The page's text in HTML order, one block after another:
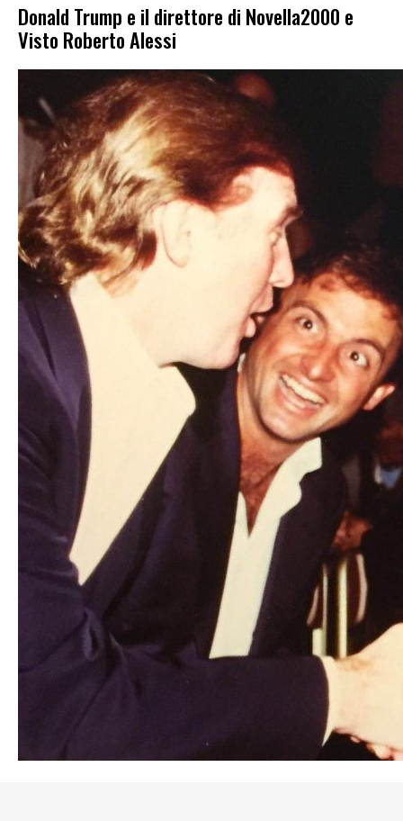
Donald Trump e il direttore di Novella2000 e
Visto Roberto Alessi